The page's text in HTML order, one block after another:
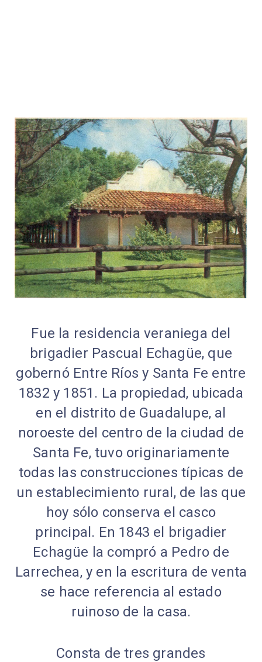
Fue la residencia veraniega del
brigadier Pascual Echagüe, que
gobernó Entre Ríos y Santa Fe entre
1832 y 1851. La propiedad, ubicada
en el distrito de Guadalupe, al
noroeste del centro de la ciudad de
Santa Fe, tuvo originariamente
todas las construcciones típicas de
un establecimiento rural, de las que
hoy sólo conserva el casco
principal. En 1843 el brigadier
Echagüe la compró a Pedro de
Larrechea, y en la escritura de venta
se hace referencia al estado
ruinoso de la casa.
Consta de tres grandes